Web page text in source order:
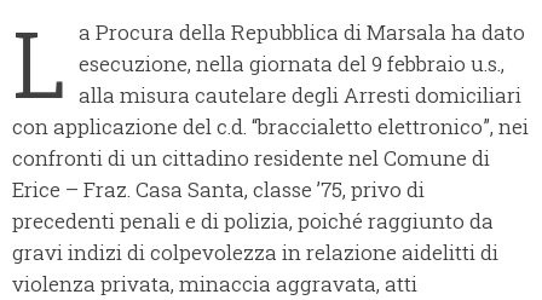
L a Procura della Repubblica di Marsala ha dato
esecuzione, nella giornata del 9 febbraio u.s.,
alla misura cautelare degli Arresti domiciliari
con applicazione del c.d. “braccialetto elettronico”, nei
confronti di un cittadino residente nel Comune di
Erice – Fraz. Casa Santa, classe ’75, privo di
precedenti penali e di polizia, poiché raggiunto da
gravi indizi di colpevolezza in relazione aidelitti di
violenza privata, minaccia aggravata, atti